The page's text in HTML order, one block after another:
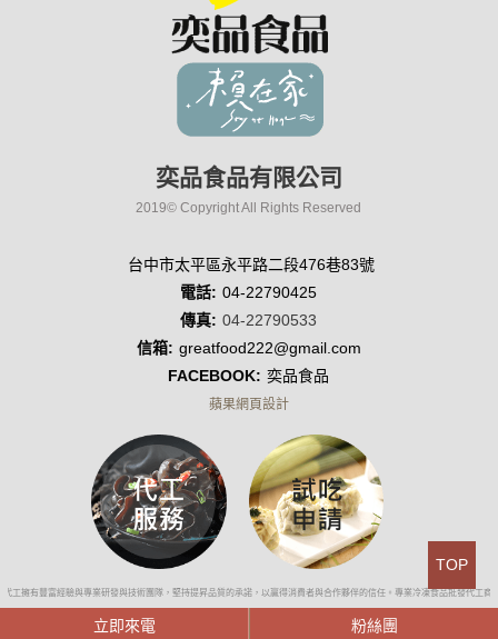
TOP
奕品食品有限公司
2019© Copyright All Rights Reserved
台中市太平區永平路二段476巷83號
電話: 04-22790425
傳真: 04-22790533
信箱: greatfood222@gmail.com
FACEBOOK: 奕品食品
蘋果網頁設計
工擁有豐富經驗與專業研發與技術團隊，堅持提昇品質的承諾，以贏得消費者與合作夥伴的信任。專業冷凍食品批發代工
立即來電 粉絲團